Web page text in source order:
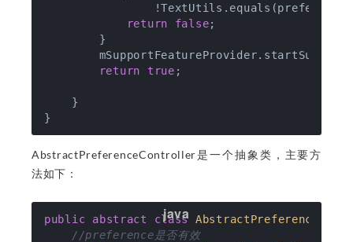
return
false;
        }
return
true ;
    }
AbstractPreferenceController是一个抽象类，主要方
法如下：
public abstract class
//preference是否有效